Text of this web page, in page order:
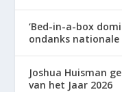
‘Bed-in-a-box
ondanks nationale
Joshua Huisman
van het Jaar 2026